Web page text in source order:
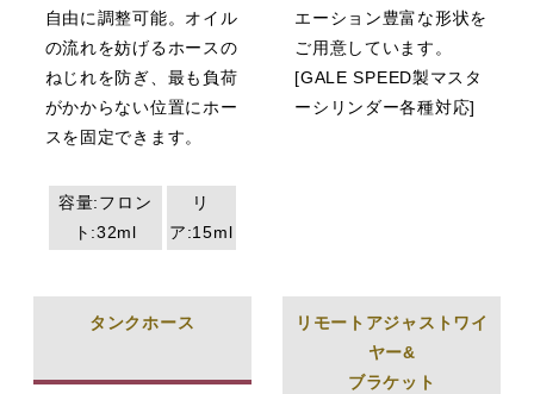
自由に調整可能。オイル
の流れを妨げるホースの
ねじれを防ぎ、最も負荷
がかからない位置にホー
スを固定できます。
容量:フロン
ト:32ml
リ
ア:15ml
エーション豊富な形状を
ご用意しています。
[GALE SPEED製マスタ
ーシリンダー各種対応]
タンクホース
リモートアジャストワイ
ヤー&
ブラケット